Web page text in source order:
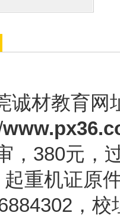
莞万
材教育网址
，380元，
起重机证原
，